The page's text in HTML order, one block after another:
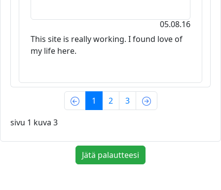
05.08.16
This site is really working. I found love of
my life here.
1 (current)
2
3
sivu 1 kuva 3
Jätä palautteesi